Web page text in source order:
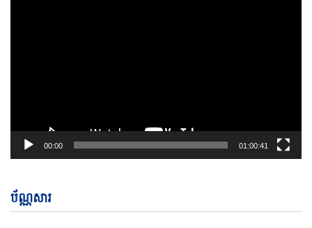
00:00 01:00:41
ប័ណ្ណសារ